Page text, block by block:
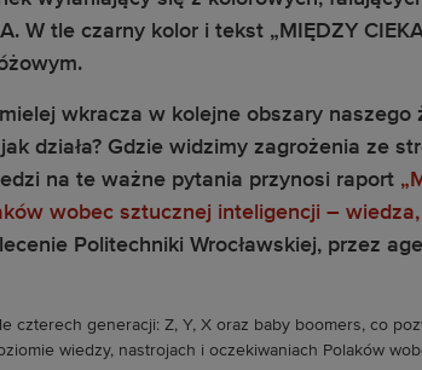
wkracza w kolejne obszary naszego
działa? Gdzie widzimy zagrożenia ze
na te ważne pytania przynosi raport
wobec sztucznej inteligencji –
Politechniki Wrocławskiej, przez
czterech generacji: Z, Y, X oraz baby boomers, co
wiedzy, nastrojach i oczekiwaniach Polaków